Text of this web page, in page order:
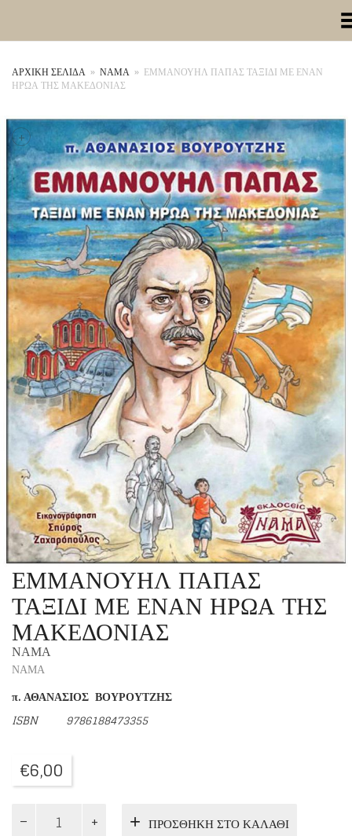
Toggle
ΑΡΧΙΚΉ ΣΕΛΊΔΑ » ΝΑΜΑ » ΕΜΜΑΝΟΥΗΛ ΠΑΠΑΣ ΤΑΞΙΔΙ ΜΕ ΕΝΑΝ
ΗΡΩΑ ΤΗΣ ΜΑΚΕΔΟΝΙΑΣ
+
ΕΜΜΑΝΟΥΗΛ ΠΑΠΑΣ
ΤΑΞΙΔΙ ΜΕ ΕΝΑΝ ΗΡΩΑ ΤΗΣ
ΜΑΚΕΔΟΝΙΑΣ
ΝΑΜΑ
ΝΑΜΑ
π. ΑΘΑΝΑΣΙΟΣ ΒΟΥΡΟΥΤΖΗΣ
ISBN9786188473355
€6,00
ΠΑΠΑΣ
ΠΡΟΣΘΉΚΗ ΣΤΟ ΚΑΛΆΘΙ